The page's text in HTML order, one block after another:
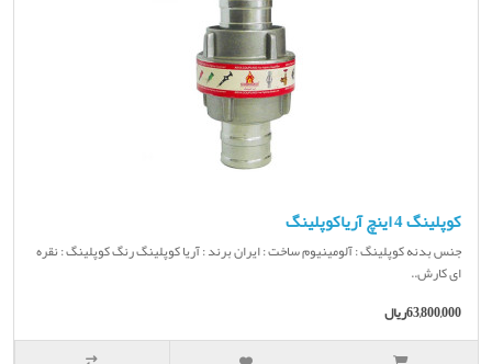
کوپلینگ 4 اینچ آریاکوپلینگ
جنس بدنه کوپلینگ : آلومینیوم ساخت : ایران برند : آریا کوپلینگ رنگ کوپلینگ : نقره
ای کارش..
63,800,000ریال